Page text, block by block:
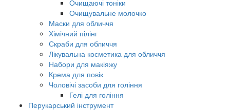
Очищаючі тоніки
Очищувальне молочко
Маски для обличчя
Хімічний пілінг
Скраби для обличчя
Лікувальна косметика для обличчя
Набори для макіяжу
Крема для повік
Чоловічі засоби для гоління
Гелі для гоління
Перукарський інструмент